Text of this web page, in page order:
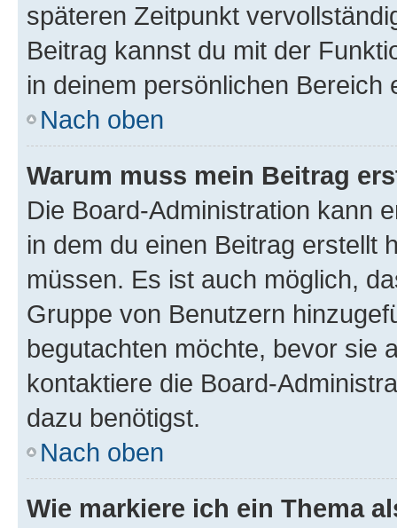
späteren Zeitpunkt
Beitrag kannst du mit der
in deinem persönlichen Bereich
Nach oben
Warum muss mein Beitrag
Die Board-Administration kann
in dem du einen Beitrag erstellt
müssen. Es ist auch möglich,
Gruppe von Benutzern
begutachten möchte, bevor sie
kontaktiere die Board-
dazu benötigst.
Nach oben
Wie markiere ich ein Thema